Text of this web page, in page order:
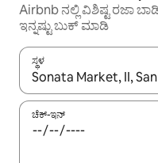
Airbnb ನಲ್ಲಿ ವಿಶಿಷ್ಟ ರಜಾ
ಇನ್ನಷ್ಟು ಬುಕ್ ಮಾಡಿ
ಸ್ಥಳ
ಫಲಿತಾಂಶಗಳು
ಚೆಕ್-ಇನ್